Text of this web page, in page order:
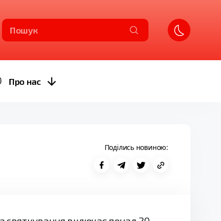
Пошук
Про нас
Поділись новиною: